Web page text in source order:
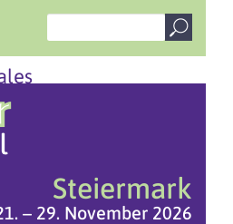
Steiermark
– 29. November 2026